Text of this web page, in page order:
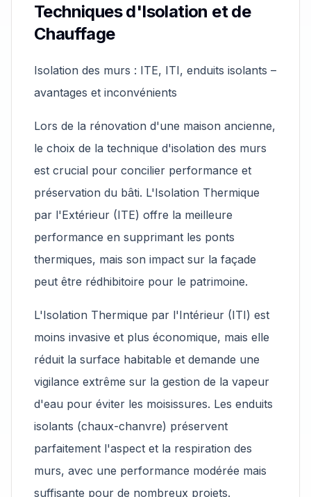
Techniques d'Isolation et de
Chauffage
Isolation des murs : ITE, ITI, enduits isolants –
avantages et inconvénients
Lors de la rénovation d'une maison ancienne,
le choix de la technique d'isolation des murs
est crucial pour concilier performance et
préservation du bâti. L'Isolation Thermique
par l'Extérieur (ITE) offre la meilleure
performance en supprimant les ponts
thermiques, mais son impact sur la façade
peut être rédhibitoire pour le patrimoine.
L'Isolation Thermique par l'Intérieur (ITI) est
moins invasive et plus économique, mais elle
réduit la surface habitable et demande une
vigilance extrême sur la gestion de la vapeur
d'eau pour éviter les moisissures. Les enduits
isolants (chaux-chanvre) préservent
parfaitement l'aspect et la respiration des
murs, avec une performance modérée mais
suffisante pour de nombreux projets.